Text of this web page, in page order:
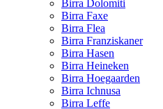
Birra Dolomiti
Birra Faxe
Birra Flea
Birra Franziskaner
Birra Hasen
Birra Heineken
Birra Hoegaarden
Birra Ichnusa
Birra Leffe